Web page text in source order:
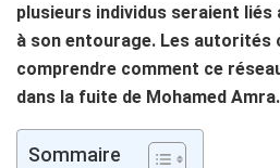
plusieurs individus seraient liés
à son entourage. Les autorités
comprendre comment ce
dans la fuite de Mohamed Amra.
Sommaire